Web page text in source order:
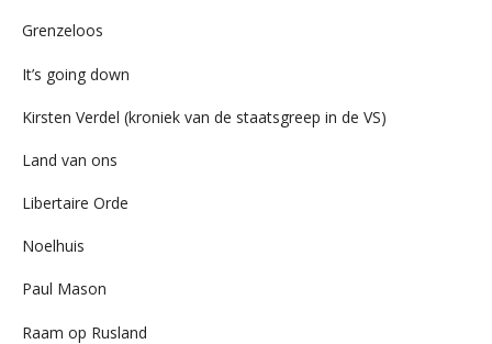
Grenzeloos
It’s going down
Kirsten Verdel (kroniek van de staatsgreep in de VS)
Land van ons
Libertaire Orde
Noelhuis
Paul Mason
Raam op Rusland